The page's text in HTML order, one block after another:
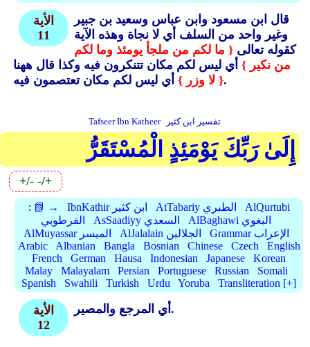
الأية
11
قال ابن مسعود وابن عباس وسعيد بن جبير
وغير واحد من السلف أي لا نجاة وهذه الآية
كقوله تعالى { ما لكم من ملجأ يومئذ وما لكم
من نكير }أي ليس لكم مكان تتنكرون فيه وكذا قال ههنا
{ لا وزر }أي ليس لكم مكان تعتصمون فيه.
Tafseer Ibn Katheer تفسير ابن كثير
إِلَىٰ رَبِّكَ يَوْمَئِذٍ الْمُسْتَقَرُّ
+/- -/+
: 📗 → IbnKathir ابن كثير AtTabariy الطبري
AlQurtubi
القرطوبي
AsSaadiyy السعدي
AlBaghawi البغوي
AlMuyassar الميسر
AlJalalain الجلالين
Grammar الإعراب
Arabic
Albanian Bangla Bosnian Chinese Czech
English
French
German Hausa Indonesian Japanese
Korean
Malay
Malayalam Persian Portuguese Russian
Somali
Spanish
Swahili Turkish Urdu Yoruba Transliteration [+]
الأية
12
أي المرجع والمصير.